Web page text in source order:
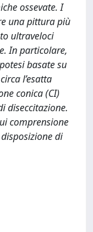
ossevate. I
una pittura più
ultraveloci
In particolare,
basate su
l’esatta
conica (CI)
diseccitazione.
comprensione
di